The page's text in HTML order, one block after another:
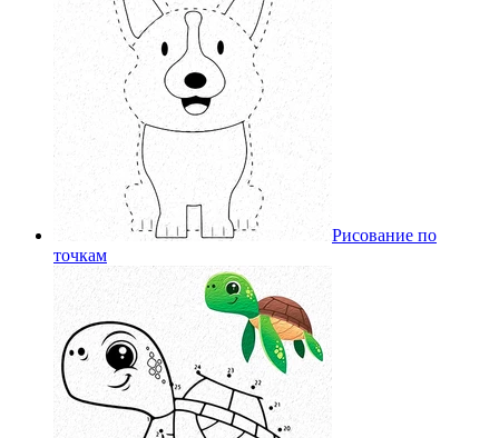
Рисование по
точкам